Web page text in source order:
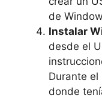
de
Instalar
desde el
Durante
donde